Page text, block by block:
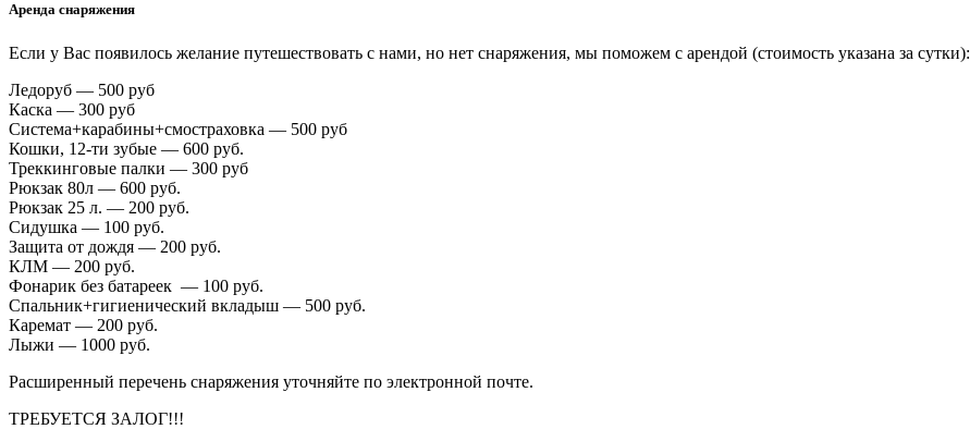
Аренда снаряжения
Если у Вас появилось желание путешествовать с нами, но нет снаряжения, мы поможем с арендой (стоимость указана за сутки):
Ледоруб — 500 руб
Каска — 300 руб
Система+карабины+смостраховка — 500 руб
Кошки, 12-ти зубые — 600 руб.
Треккинговые палки — 300 руб
Рюкзак 80л — 600 руб.
Рюкзак 25 л. — 200 руб.
Сидушка — 100 руб.
Защита от дождя — 200 руб.
КЛМ — 200 руб.
Фонарик без батареек — 100 руб.
Спальник+гигиенический вкладыш — 500 руб.
Каремат — 200 руб.
Лыжи — 1000 руб.
Расширенный перечень снаряжения уточняйте по электронной почте.
ТРЕБУЕТСЯ ЗАЛОГ!!!